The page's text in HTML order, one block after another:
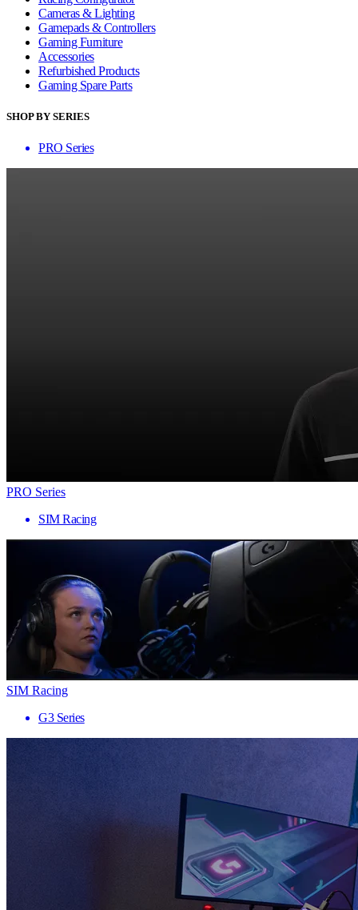
Cameras & Lighting
Gamepads & Controllers
Gaming Furniture
Accessories
Refurbished Products
Gaming Spare Parts
SHOP BY SERIES
PRO Series
PRO Series
SIM Racing
SIM Racing
G3 Series